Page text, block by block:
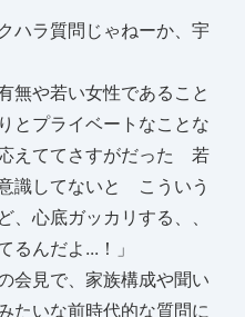
ハラ質問じゃねーか、宇
無や若い女性であること
とプライベートなことな
えててさすがだった 若
識してないと こういう
、心底ガッカリする、、
るんだよ...！」
会見で、家族構成や聞い
たいな前時代的な質問に